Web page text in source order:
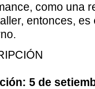
como una
entonces,
5 de